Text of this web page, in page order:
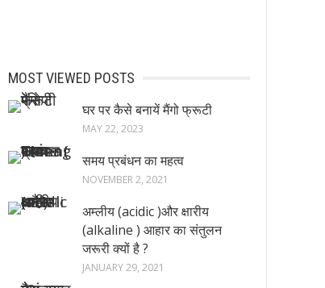
MOST VIEWED POSTS
घर पर कैसे बनायें मैंगो फ्रूटी
MAY 22, 2023
समय प्रबंधन का महत्व
NOVEMBER 2, 2021
अम्लीय (acidic )और क्षारीय
(alkaline ) आहार का संतुलन
जरूरी क्यों है ?
JANUARY 29, 2021